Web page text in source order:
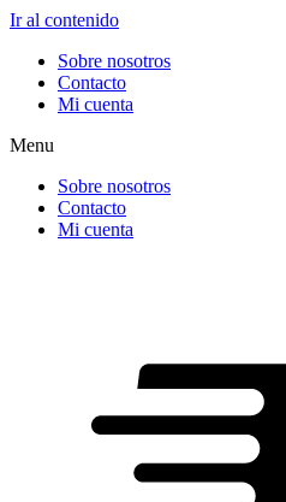
Ir al contenido
Sobre nosotros
Contacto
Mi cuenta
Menu
Sobre nosotros
Contacto
Mi cuenta